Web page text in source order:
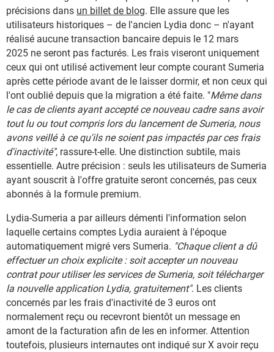
précisions dans un billet de blog. Elle assure que les
utilisateurs historiques – de l'ancien Lydia donc – n'ayant
réalisé aucune transaction bancaire depuis le 12 mars
2025 ne seront pas facturés. Les frais viseront uniquement
ceux qui ont utilisé activement leur compte courant Sumeria
après cette période avant de le laisser dormir, et non ceux qui
l'ont oublié depuis que la migration a été faite. "Même dans
le cas de clients ayant accepté ce nouveau cadre sans avoir
tout lu ou tout compris lors du lancement de Sumeria, nous
avons veillé à ce qu'ils ne soient pas impactés par ces frais
d'inactivité", rassure-t-elle. Une distinction subtile, mais
essentielle. Autre précision : seuls les utilisateurs de Sumeria
ayant souscrit à l'offre gratuite seront concernés, pas ceux
abonnés à la formule premium.
Lydia-Sumeria a par ailleurs démenti l'information selon
laquelle certains comptes Lydia auraient à l'époque
automatiquement migré vers Sumeria. "Chaque client a dû
effectuer un choix explicite : soit accepter un nouveau
contrat pour utiliser les services de Sumeria, soit télécharger
la nouvelle application Lydia, gratuitement". Les clients
concernés par les frais d'inactivité de 3 euros ont
normalement reçu ou recevront bientôt un message en
amont de la facturation afin de les en informer. Attention
toutefois, plusieurs internautes ont indiqué sur X avoir reçu